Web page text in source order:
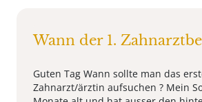
Wann der 1.
Guten Tag Wann sollte man das
Zahnarzt/ärztin aufsuchen ? Mein